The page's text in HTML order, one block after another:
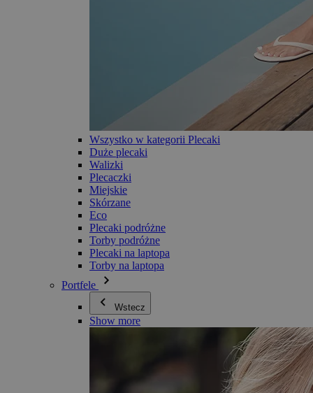
Wszystko w kategorii Plecaki
Duże plecaki
Walizki
Plecaczki
Miejskie
Skórzane
Eco
Plecaki podróżne
Torby podróżne
Plecaki na laptopa
Torby na laptopa
Portfele
Wstecz
Show more